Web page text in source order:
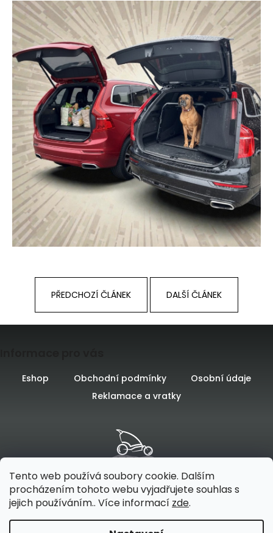
Tento web používá soubory cookie. Dalším
procházením tohoto webu vyjadřujete souhlas s
jejich používáním.. Více informací zde.
PŘEDCHOZÍ ČLÁNEK DALŠÍ ČLÁNEK
Eshop Obchodní podmínky
Osobní údaje
Reklamace a vratky
Vytvořilo na platformě